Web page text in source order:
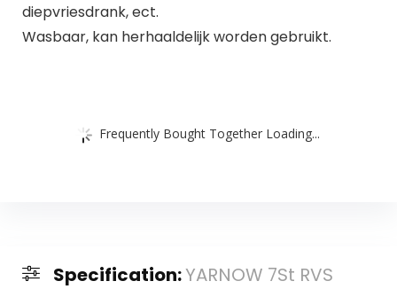
diepvriesdrank, ect.
Wasbaar, kan herhaaldelijk worden gebruikt.
Frequently Bought Together Loading...
Specification:YARNOW 7St RVS